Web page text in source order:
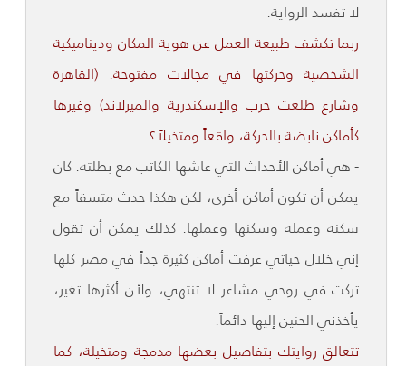
لا تفسد الرواية.
ربما تكشف طبيعة العمل عن هوية المكان وديناميكية
الشخصية وحركتها في مجالات مفتوحة: (القاهرة
وشارع طلعت حرب والإسكندرية والميرلاند) وغيرها
كأماكن نابضة بالحركة، واقعاً ومتخيلاً؟
- هي أماكن الأحداث التي عاشها الكاتب مع بطلته. كان
يمكن أن تكون أماكن أخرى، لكن هكذا حدث متسقاً مع
سكنه وعمله وسكنها وعملها. كذلك يمكن أن تقول
إني خلال حياتي عرفت أماكن كثيرة جداً في مصر كلها
تركت في روحي مشاعر لا تنتهي، ولأن أكثرها تغير،
يأخذني الحنين إليها دائماً.
تتعالق روايتك بتفاصيل بعضها مدمجة ومتخيلة، كما